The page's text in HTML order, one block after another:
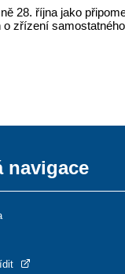
28. října jako
zřízení
navigace